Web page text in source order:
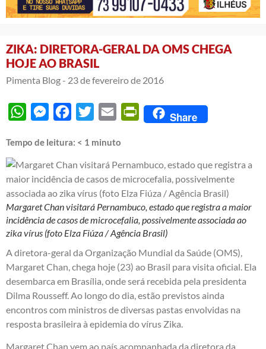
ZIKA: DIRETORA-GERAL DA OMS CHEGA
HOJE AO BRASIL
Pimenta Blog - 23 de fevereiro de 2016
WhatsAppMessengerFacebook
Twitter Email PrintFriendly
Share
Tempo de leitura: < 1 minuto
Margaret Chan visitará Pernambuco, estado que registra a maior
incidência de casos de microcefalia, possivelmente associada ao
zika vírus (foto Elza Fiúza / Agência Brasil)
A diretora-geral da Organização Mundial da Saúde (OMS),
Margaret Chan, chega hoje (23) ao Brasil para visita oficial. Ela
desembarca em Brasília, onde será recebida pela presidenta
Dilma Rousseff. Ao longo do dia, estão previstos ainda
encontros com ministros de diversas pastas envolvidas na
resposta brasileira à epidemia do vírus Zika.
Margaret Chan vem ao país acompanhada da diretora da